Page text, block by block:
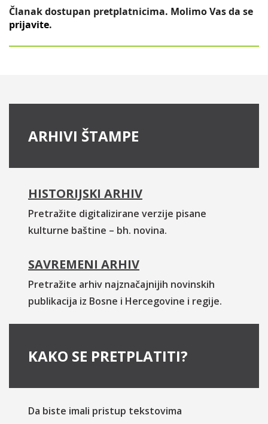
Članak dostupan pretplatnicima. Molimo Vas da se
prijavite.
ARHIVI ŠTAMPE
HISTORIJSKI ARHIV
Pretražite digitalizirane verzije pisane
kulturne baštine – bh. novina.
SAVREMENI ARHIV
Pretražite arhiv najznačajnijih novinskih
publikacija iz Bosne i Hercegovine i regije.
KAKO SE PRETPLATITI?
Da biste imali pristup tekstovima